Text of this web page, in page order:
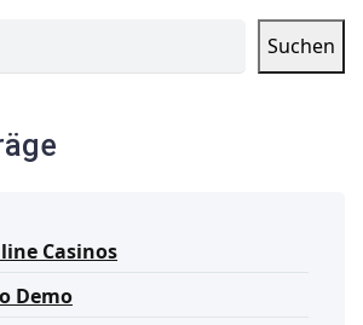
Suchen
Casinos
Demo